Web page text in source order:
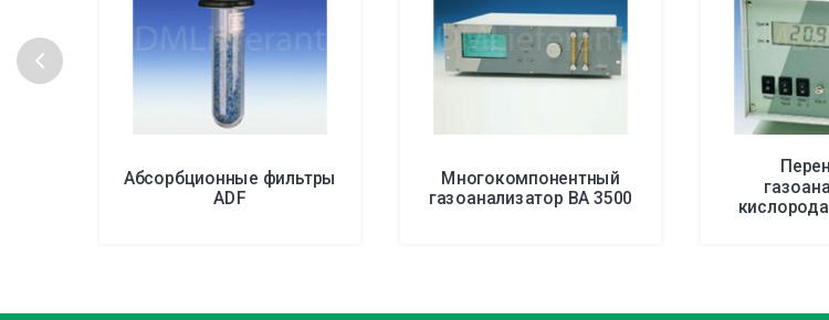
Абсорбционные фильтры
ADF
Многокомпонентный
газоанализатор BA 3500